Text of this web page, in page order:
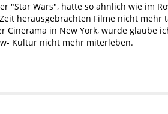
"Star Wars", hätte so ähnlich wie im
herausgebrachten Filme nicht
in New York, wurde glaube
Kultur nicht mehr miterleben.